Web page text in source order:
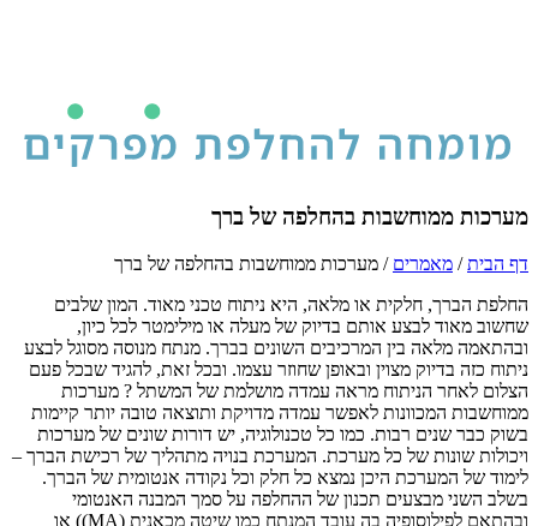
מערכות ממוחשבות בהחלפה של ברך
דף הבית/ מאמרים / מערכות ממוחשבות בהחלפה של ברך
החלפת הברך, חלקית או מלאה, היא ניתוח טכני מאוד. המון שלבים
שחשוב מאוד לבצע אותם בדיוק של מעלה או מילימטר לכל כיון,
ובהתאמה מלאה בין המרכיבים השונים בברך. מנתח מנוסה מסוגל לבצע
ניתוח כזה בדיוק מצוין ובאופן שחוזר עצמו. ובכל זאת, להגיד שבכל פעם
הצלום לאחר הניתוח מראה עמדה מושלמת של המשתל ? מערכות
ממוחשבות המכוונות לאפשר עמדה מדויקת ותוצאה טובה יותר קיימות
בשוק כבר שנים רבות. כמו כל טכנולוגיה, יש דורות שונים של מערכות
ויכולות שונות של כל מערכת. המערכת בנויה מתהליך של רכישת הברך –
לימוד של המערכת היכן נמצא כל חלק וכל נקודה אנטומית של הברך.
בשלב השני מבצעים תכנון של ההחלפה על סמך המבנה האנטומי
ובהתאם לפילוסופיה בה עובד המנתח כמו שיטה מכאנית (MA)) או